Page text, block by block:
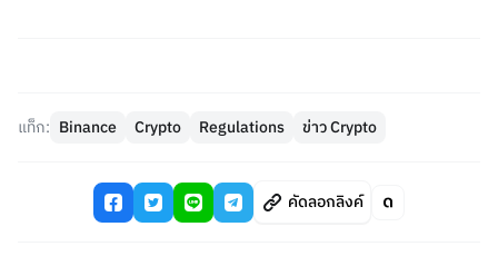
แท็ก: Binance Crypto Regulations ข่าว Crypto
คัดลอกลิงค์